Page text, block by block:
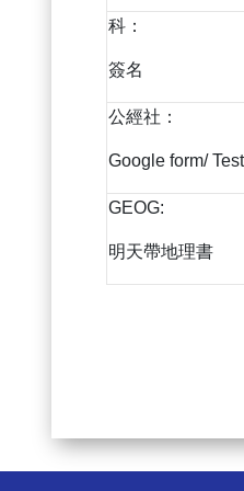
科：
簽名
公經社：
Google form/
GEOG:
明天帶地理書